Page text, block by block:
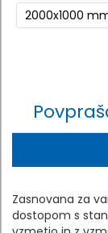
2000x1000
Zasnovana za
dostopom s